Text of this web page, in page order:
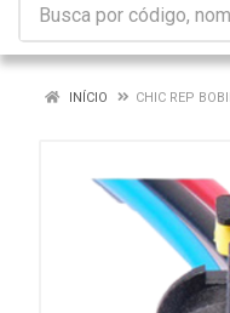
INÍCIO CHIC REP